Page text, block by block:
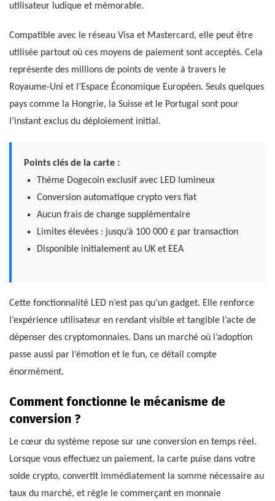
utilisateur ludique et mémorable.
Compatible avec le réseau Visa et Mastercard, elle peut être
utilisée partout où ces moyens de paiement sont acceptés. Cela
représente des millions de points de vente à travers le
Royaume-Uni et l’Espace Économique Européen. Seuls quelques
pays comme la Hongrie, la Suisse et le Portugal sont pour
l’instant exclus du déploiement initial.
Points clés de la carte :
Thème Dogecoin exclusif avec LED lumineux
Conversion automatique crypto vers fiat
Aucun frais de change supplémentaire
Limites élevées : jusqu’à 100 000 £ par transaction
Disponible initialement au UK et EEA
Cette fonctionnalité LED n’est pas qu’un gadget. Elle renforce
l’expérience utilisateur en rendant visible et tangible l’acte de
dépenser des cryptomonnaies. Dans un marché où l’adoption
passe aussi par l’émotion et le fun, ce détail compte
énormément.
Comment fonctionne le mécanisme de
conversion ?
Le cœur du système repose sur une conversion en temps réel.
Lorsque vous effectuez un paiement, la carte puise dans votre
solde crypto, convertit immédiatement la somme nécessaire au
taux du marché, et règle le commerçant en monnaie